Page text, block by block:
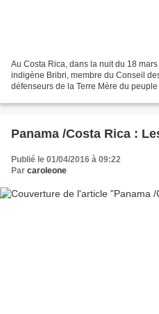
Au Costa Rica, dans la nuit du 18
indigène Bribri, membre du Conseil
défenseurs de la Terre Mère du
Panama /Costa Rica :
Publié le 01/04/2016 à 09:22
Par caroleone